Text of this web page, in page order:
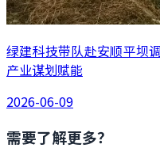
绿建科技带队赴安顺平坝
产业谋划赋能
2026-06-09
需要了解更多？